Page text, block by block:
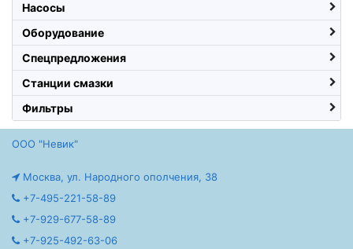
Насосы
Оборудование
Спецпредложения
Станции смазки
Фильтры
ООО "Невик"
Москва, ул. Народного ополчения, 38
+7-495-221-58-89
+7-929-677-58-89
+7-925-492-63-06